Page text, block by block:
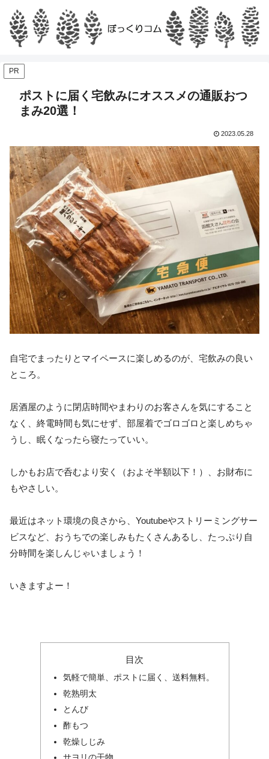
PR
ポストに届く宅飲みにオススメの通販おつ
まみ20選！
2023.05.28
自宅でまったりとマイペースに楽しめるのが、宅飲みの良い
ところ。
居酒屋のように閉店時間やまわりのお客さんを気にすること
なく、終電時間も気にせず、部屋着でゴロゴロと楽しめちゃ
うし、眠くなったら寝たっていい。
しかもお店で呑むより安く（およそ半額以下！）、お財布に
もやさしい。
最近はネット環境の良さから、Youtubeやストリーミングサー
ビスなど、おうちでの楽しみもたくさんあるし、たっぷり自
分時間を楽しんじゃいましょう！
いきますよー！
目次
気軽で簡単、ポストに届く、送料無料。
乾熟明太
とんび
酢もつ
乾燥しじみ